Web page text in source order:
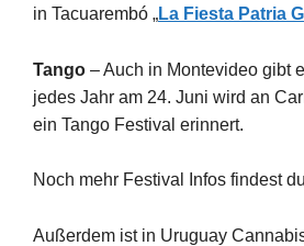
in Tacuarembó „La Fiesta Patria
Tango – Auch in Montevideo gibt
jedes Jahr am 24. Juni wird an
ein Tango Festival erinnert.
Noch mehr Festival Infos findest du
Außerdem ist in Uruguay